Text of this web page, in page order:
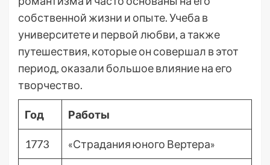
собственной жизни и опыте. Учеба в
университете и первой любви, а также
путешествия, которые он совершал в этот
период, оказали большое влияние на его
творчество.
Год Работы
1773 «Страдания юного Вертера»